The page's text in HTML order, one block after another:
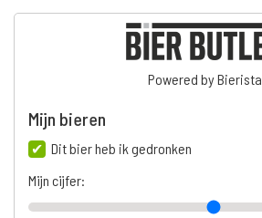
Powered by Bierista
Mijn bieren
Dit bier heb ik gedronken
Mijn cijfer: